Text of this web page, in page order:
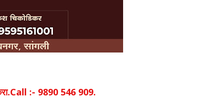
:- 9890 546 909.